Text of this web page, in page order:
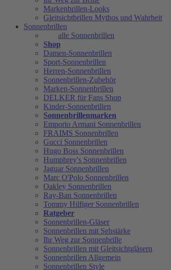
Markenbrillen-Looks
Gleitsichtbrillen Mythos und Wahrheit
Sonnenbrillen
alle Sonnenbrillen
Shop
Damen-Sonnenbrillen
Sport-Sonnenbrillen
Herren-Sonnenbrillen
Sonnenbrillen-Zubehör
Marken-Sonnenbrillen
DELKER für Fans Shop
Kinder-Sonnenbrillen
Sonnenbrillenmarken
Emporio Armani Sonnenbrillen
FRAIMS Sonnenbrillen
Gucci Sonnenbrillen
Hugo Boss Sonnenbrillen
Humphrey's Sonnenbrillen
Jaguar Sonnenbrillen
Marc O'Polo Sonnenbrillen
Oakley Sonnenbrillen
Ray-Ban Sonnenbrillen
Tommy Hilfiger Sonnenbrillen
Ratgeber
Sonnenbrillen-Gläser
Sonnenbrillen mit Sehstärke
Ihr Weg zur Sonnenbrille
Sonnenbrillen mit Gleitsichtgläsern
Sonnenbrillen Allgemein
Sonnenbrillen Style